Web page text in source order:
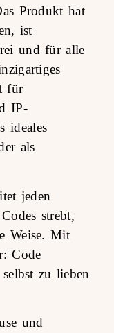
Produkt hat
ist
und für alle
für
IP-
ideales
als
jeden
strebt,
Weise. Mit
Code
zu lieben
und